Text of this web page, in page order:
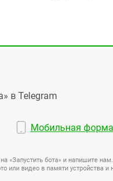
в Telegram
Мобильная форма
«Запустить бота» и напишите
или видео в памяти устройства и